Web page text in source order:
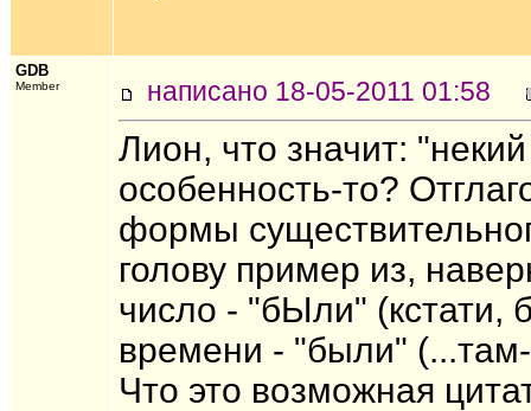
GDB
Member написано 18-05-2011 01:58
Лион, что значит:
особенность-то?
формы
голову пример из,
число - "бЫли" (кстати,
времени - "были"
Что это возможная